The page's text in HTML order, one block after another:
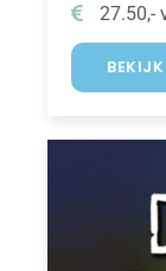
27.50,-
BEKIJK